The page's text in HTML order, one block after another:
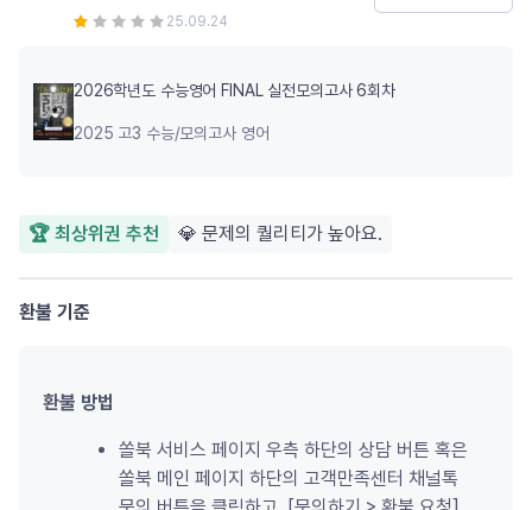
25.09.24
2026학년도 수능영어 FINAL 실전모의고사 6회차
2025 고3 수능/모의고사 영어
🏆 최상위권 추천 💎 문제의 퀄리티가 높아요.
환불 기준
환불 방법
쏠북 서비스 페이지 우측 하단의 상담 버튼 혹은
쏠북 메인 페이지 하단의 고객만족센터 채널톡